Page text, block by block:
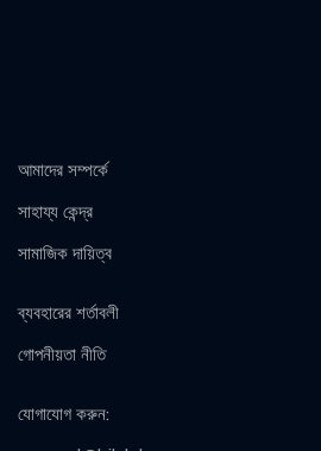
আমাদের সম্পর্কে
সাহায্য কেন্দ্র
সামাজিক দায়িত্ব
ব্যবহারের শর্তাবলী
গোপনীয়তা নীতি
যোগাযোগ করুন: